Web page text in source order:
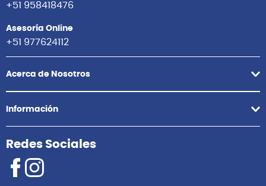
+51 958418476
Asesoría Online
+51 977624112
Acerca de Nosotros
Información
Redes Sociales